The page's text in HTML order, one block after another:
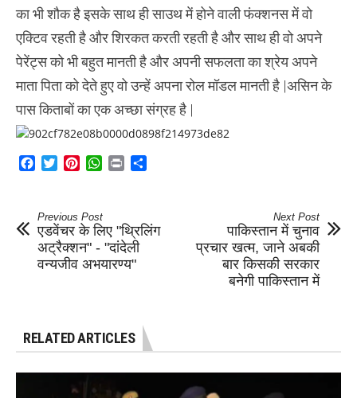
का भी शौक है इसके साथ ही साउथ में होने वाली फंक्शनस में वो
एक्टिव रहती है और शिरकत करती रहती है और साथ ही वो अपने
पेरेंट्स को भी बहुत मानती है और अपनी सफलता का श्रेय अपने
माता पिता को देते हुए वो उन्हें अपना रोल मॉडल मानती है |असिन के
पास किताबों का एक अच्छा संग्रह है |
Facebook
TwitterPinterestWhatsApp
Print
Previous Post
एडवेंचर के लिए "थ्रिलिंग
अट्रैक्शन" - "दांदेली
वन्यजीव अभयारण्य"
Next Post
पाकिस्तान में चुनाव
प्रचार खत्म, जाने अबकी
बार किसकी सरकार
बनेगी पाकिस्तान में
RELATED ARTICLES